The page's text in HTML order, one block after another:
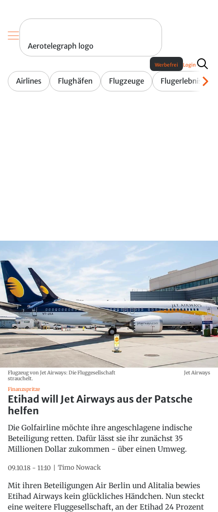
Aerotelegraph logo
Airlines Flughäfen Flugzeuge Flugerlebnis
Werbefrei Login
Flugzeug von Jet Airways: Die Fluggesellschaft
strauchelt.
Jet Airways
Finanzspritze
Etihad will Jet Airways aus der Patsche
helfen
Die Golfairline möchte ihre angeschlagene indische
Beteiligung retten. Dafür lässt sie ihr zunächst 35
Millionen Dollar zukommen - über einen Umweg.
09.10.18 - 11:10 Timo Nowack
Mit ihren Beteiligungen Air Berlin und Alitalia bewies
Etihad Airways kein glückliches Händchen. Nun steckt
eine weitere Fluggesellschaft, an der Etihad 24 Prozent